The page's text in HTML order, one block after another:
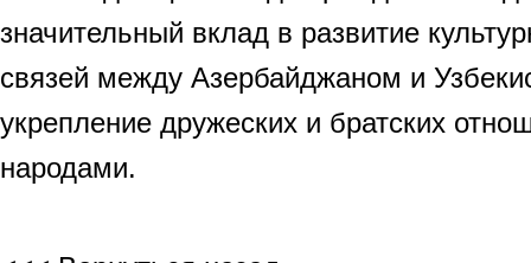
значительный вклад в развитие
связей между Азербайджаном и
укрепление дружеских и братских
народами.